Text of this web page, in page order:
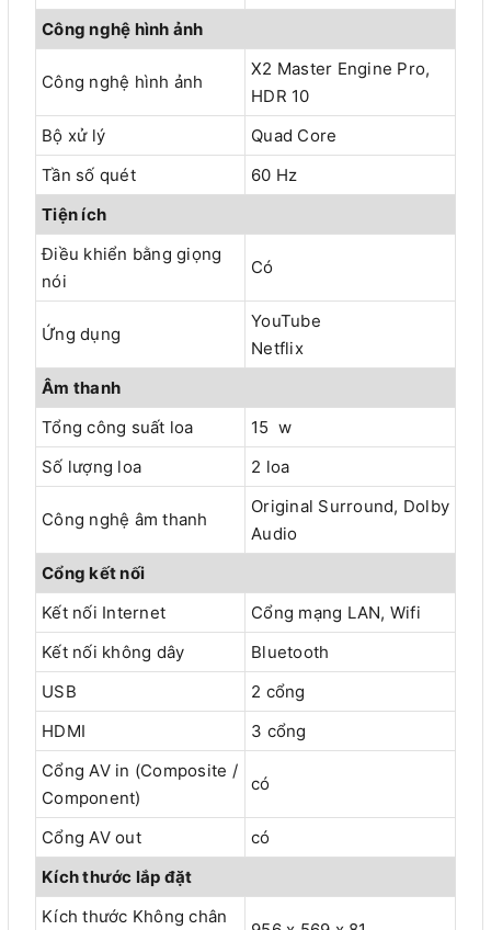
Công nghệ hình ảnh
Công nghệ hình ảnh
X2 Master Engine Pro,
HDR 10
Bộ xử lý
Quad Core
Tần số quét
60 Hz
Tiện ích
Điều khiển bằng giọng
nói
Có
Ứng dụng
YouTube
Netflix
Âm thanh
Tổng công suất loa
15 w
Số lượng loa
2 loa
Công nghệ âm thanh
Original Surround, Dolby
Audio
Cổng kết nối
Kết nối Internet
Cổng mạng LAN, Wifi
Kết nối không dây
Bluetooth
USB
2 cổng
HDMI
3 cổng
Cổng AV in (Composite /
Component)
có
Cổng AV out
có
Kích thước lắp đặt
Kích thước Không chân